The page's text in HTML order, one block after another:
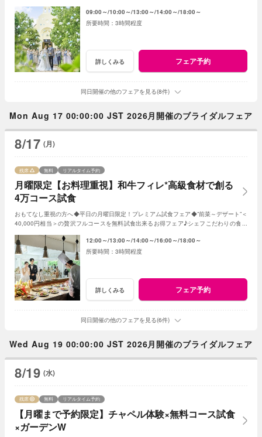
09:00～ 10:00～ 13:00～ 14:00～ 18:00～
3時間程度
詳しくみる フェア予約
同日開催の他のフェアを見る(8件)
Mon Aug 17 00:00:00 JST 2026月開催のブライダルフェア
8/17 (月)
月曜限定【お料理重視】和牛フィレ*高級食材で創る
4万コース試食
残席 無料 リアルタイム予約
おもてなし重視の方へ◆平日の月曜日限定！プレミアム試食フェア◆”前菜～デザート”＜
40,000円相当＞の贅沢フルコースを無料試食出来るお得フェア♪シェフこだわりの食材
12:00～ 13:00～ 14:00～ 16:00～ 18:00～
3時間程度
詳しくみる フェア予約
同日開催の他のフェアを見る(6件)
Wed Aug 19 00:00:00 JST 2026月開催のブライダルフェア
8/19 (水)
【月曜まで予約限定】チャペル体験×無料コース試食
×ガーデンW
残席 無料 リアルタイム予約